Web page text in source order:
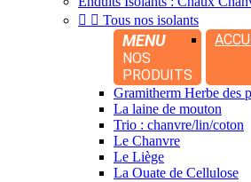
  Tous nos isolants
MENU
NOS
PRODUITS
Gramitherm Herbe des
La laine de mouton
Trio : chanvre/lin/coton
Le Chanvre
Le Liège
La Ouate de Cellulose